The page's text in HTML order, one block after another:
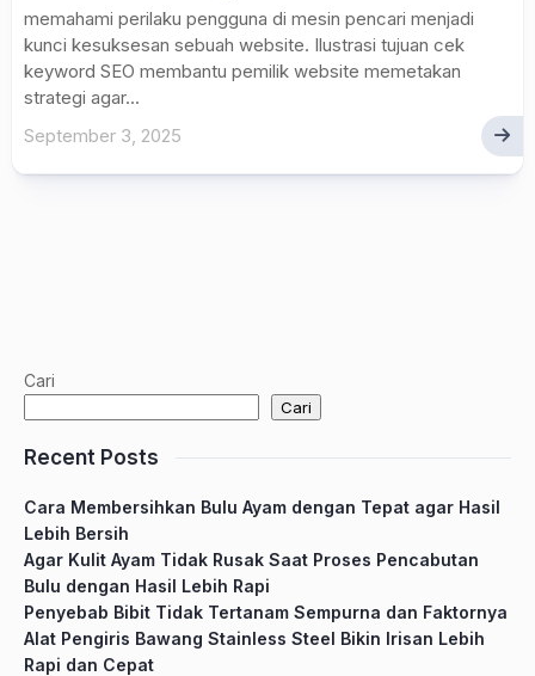
memahami perilaku pengguna di mesin pencari menjadi
kunci kesuksesan sebuah website. Ilustrasi tujuan cek
keyword SEO membantu pemilik website memetakan
strategi agar...
September 3, 2025
Cari
Cari
Recent Posts
Cara Membersihkan Bulu Ayam dengan Tepat agar Hasil
Lebih Bersih
Agar Kulit Ayam Tidak Rusak Saat Proses Pencabutan
Bulu dengan Hasil Lebih Rapi
Penyebab Bibit Tidak Tertanam Sempurna dan Faktornya
Alat Pengiris Bawang Stainless Steel Bikin Irisan Lebih
Rapi dan Cepat